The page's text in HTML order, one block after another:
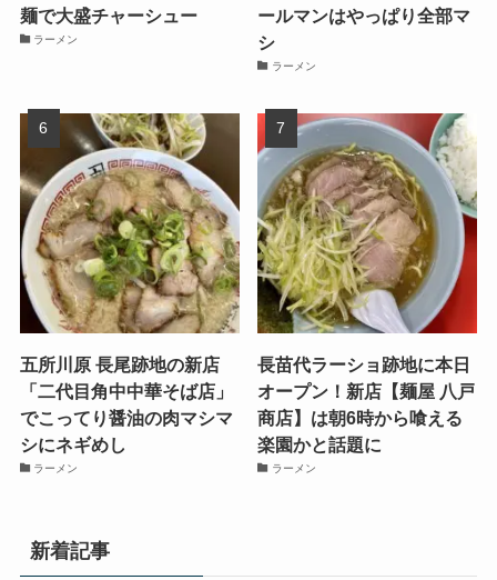
麺で大盛チャーシュー
ラーメン
ールマンはやっぱり全部マ
シ
ラーメン
五所川原 長尾跡地の新店
「二代目角中中華そば店」
でこってり醤油の肉マシマ
シにネギめし
ラーメン
長苗代ラーショ跡地に本日
オープン！新店【麺屋 八戸
商店】は朝6時から喰える
楽園かと話題に
ラーメン
新着記事